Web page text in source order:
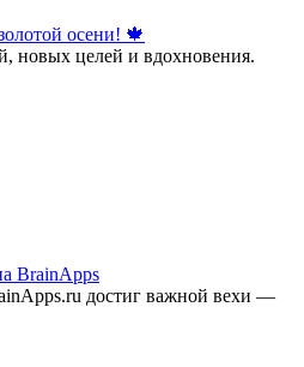
осени! 🍁
новых целей и вдохновения.
BrainApps
достиг важной вехи —